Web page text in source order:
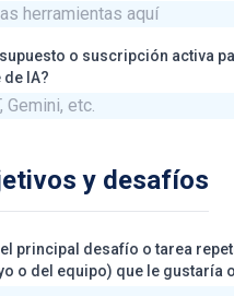
o suscripción activa
IA?
y desafíos
principal desafío o tarea
o del equipo) que le gustaría